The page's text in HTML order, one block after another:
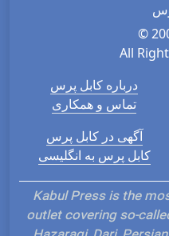
©
All
درباره کابل پرس
تماس و همکاری
آگهی در کابل پرس
کابل پرس به انگلیسی
Kabul Press is the
outlet covering so-